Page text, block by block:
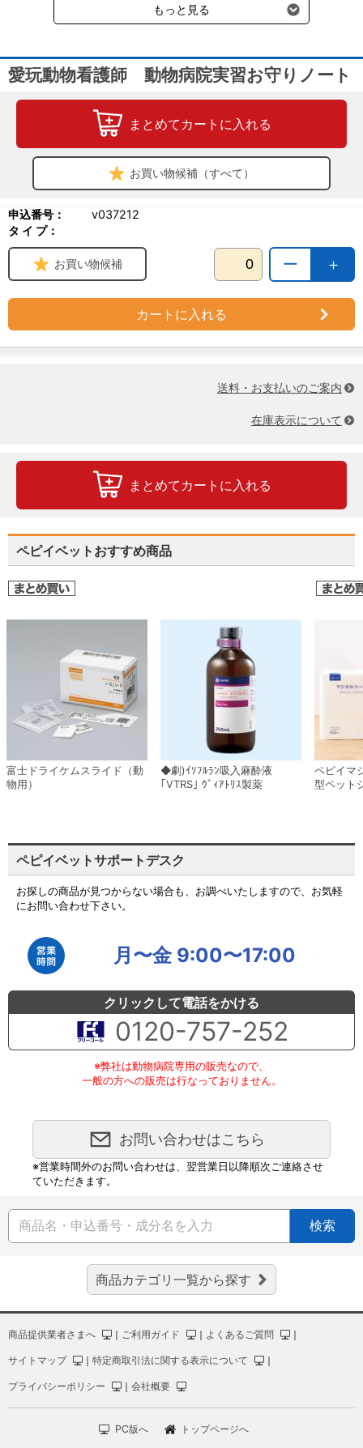
もっと見る
愛玩動物看護師 動物病院実習お守りノート
まとめてカートに入れる
お買い物候補（すべて）
申込番号：
v037212
タ イ プ：
＋
ー
お買い物候補
カートに入れる
送料・お支払いのご案内
在庫表示について
まとめてカートに入れる
ペピイベットおすすめ商品
富士ドライケムスライド（動
物用）
◆劇)ｲｿﾌﾙﾗﾝ吸入麻酔液
｢VTRS｣ ｳﾞｨｱﾄﾘｽ製薬
ペピイマ
型ペット
ペピイベットサポートデスク
お探しの商品が見つからない場合も、お調べいたしますので、お気軽
にお問い合わせ下さい。
月〜金 9:00〜17:00
クリックして電話をかける
0120-757-252
※弊社は動物病院専用の販売なので、
一般の方への販売は行なっておりません。
お問い合わせはこちら
※営業時間外のお問い合わせは、翌営業日以降順次ご連絡させ
ていただきます。
検索
商品カテゴリ一覧から探す
商品提供業者さまへ ｜ ご利用ガイド ｜ よくあるご質問 ｜
サイトマップ ｜ 特定商取引法に関する表示について ｜
プライバシーポリシー ｜ 会社概要
PC版へ トップページへ